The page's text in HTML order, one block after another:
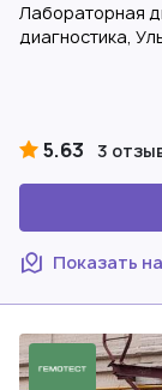
Лабораторная
диагностика,
5.63 3
Показать